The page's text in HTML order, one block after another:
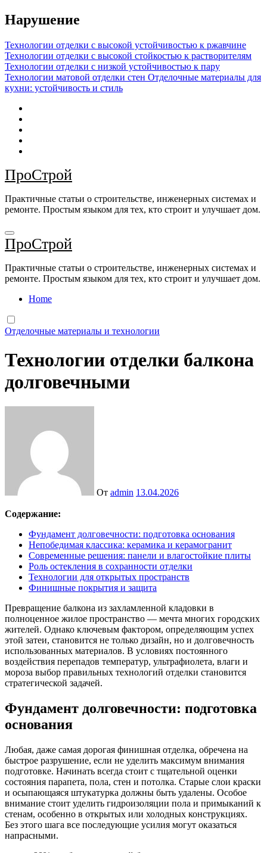
Перейти
к
Нарушение
Технологии отделки с высокой устойчивостью к ржавчине
Технологии отделки с высокой стойкостью к растворителям
Технологии отделки с низкой устойчивостью к пару
Технологии матовой отделки стен Отделочные материалы для
кухни: устойчивость и стиль
ПроСтрой
Практичные статьи о строительстве, инженерных системах и
ремонте. Простым языком для тех, кто строит и улучшает дом.
ПроСтрой
Практичные статьи о строительстве, инженерных системах и
ремонте. Простым языком для тех, кто строит и улучшает дом.
Home
Отделочные материалы и технологии
Технологии отделки балкона
долговечными
От admin 13.04.2026
Содержание:
Фундамент долговечности: подготовка основания
Непобедимая классика: керамика и керамогранит
Современные решения: панели и влагостойкие плиты
Роль остекления в сохранности отделки
Технологии для открытых пространств
Финишные покрытия и защита
Превращение балкона из захламленной кладовки в
полноценное жилое пространство — мечта многих городских
жителей. Однако ключевым фактором, определяющим успех
этой затеи, становится не только дизайн, но и долговечность
использованных материалов. В условиях постоянного
воздействия перепадов температур, ультрафиолета, влаги и
мороза выбор правильных технологий отделки становится
стратегической задачей.
Фундамент долговечности: подготовка
основания
Любая, даже самая дорогая финишная отделка, обречена на
быстрое разрушение, если не уделить максимум внимания
подготовке. Начинать всегда стоит с тщательной оценки
состояния парапета, пола, стен и потолка. Старые слои краски
и осыпающаяся штукатурка должны быть удалены. Особое
внимание стоит уделить гидроизоляции пола и примыканий к
стенам, особенно в открытых или холодных конструкциях.
Без этого шага все последующие усилия могут оказаться
напрасными.